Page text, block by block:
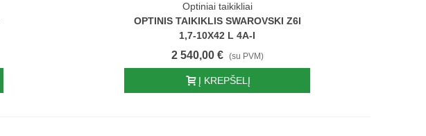
Optiniai taikikliai
OPTINIS TAIKIKLIS SWAROVSKI Z6I
1,7-10X42 L 4A-I
2 540,00 € (su PVM)
Į KREPŠELĮ